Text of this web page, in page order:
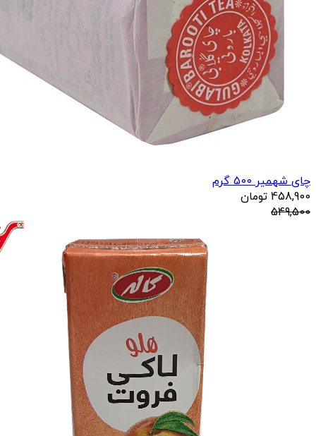
چای شهمیر 500 گرم
458,900 تومان
549,500